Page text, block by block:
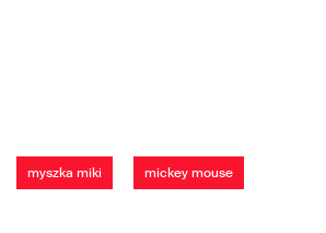
myszka miki mickey mouse